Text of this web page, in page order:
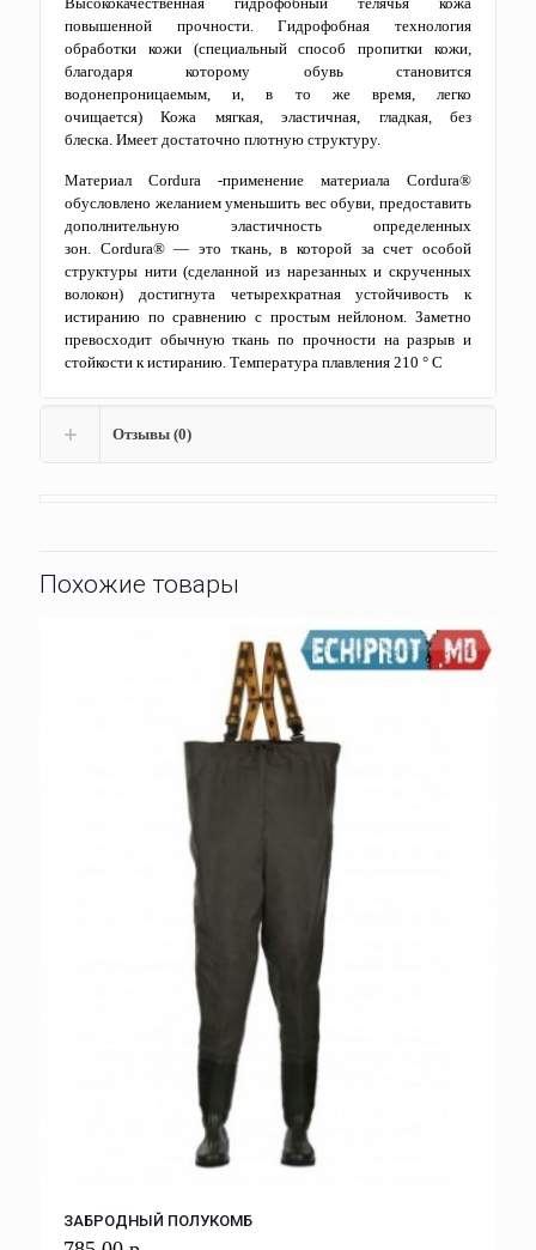
повышенной прочности. Гидрофобная технология
обработки кожи (специальный способ пропитки кожи,
благодаря которому обувь становится
водонепроницаемым, и, в то же время, легко
очищается) Кожа мягкая, эластичная, гладкая, без
блеска. Имеет достаточно плотную структуру.
Материал Cordura -применение материала Cordura®
обусловлено желанием уменьшить вес обуви, предоставить
дополнительную эластичность определенных
зон. Cordura® — это ткань, в которой за счет особой
структуры нити (сделанной из нарезанных и скрученных
волокон) достигнута четырехкратная устойчивость к
истиранию по сравнению с простым нейлоном. Заметно
превосходит обычную ткань по прочности на разрыв и
стойкости к истиранию. Температура плавления 210 ° С
Отзывы (0)
Похожие товары
ЗАБРОДНЫЙ ПОЛУКОМБ